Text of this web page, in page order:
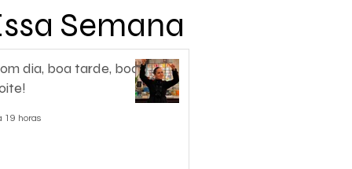
dia, boa tarde, boa
19 horas
Semana